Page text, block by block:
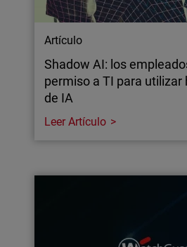
Artículo
Shadow AI: los
permiso a TI para
de IA
Leer Artículo